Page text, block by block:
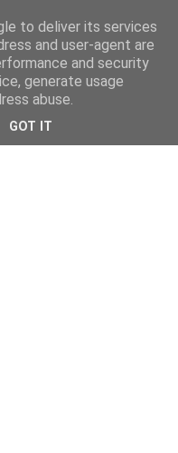
to deliver its services
and user-agent are
and security
generate usage
abuse.
GOT IT